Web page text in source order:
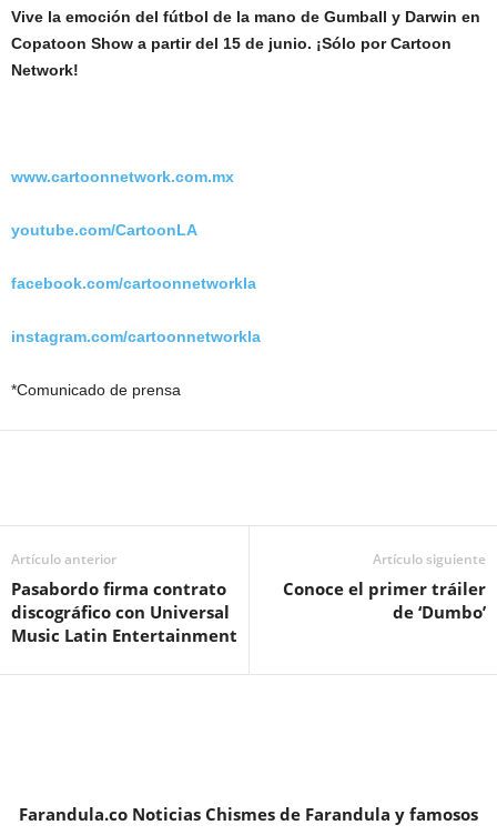
Vive la emoción del fútbol de la mano de Gumball y Darwin en
Copatoon Show a partir del 15 de junio. ¡Sólo por Cartoon
Network!
www.cartoonnetwork.com.mx
youtube.com/CartoonLA
facebook.com/cartoonnetworkla
instagram.com/cartoonnetworkla
*Comunicado de prensa
Artículo anterior
Pasabordo firma contrato
discográfico con Universal
Music Latin Entertainment
Artículo siguiente
Conoce el primer tráiler
de ‘Dumbo’
Farandula.co Noticias Chismes de Farandula y famosos